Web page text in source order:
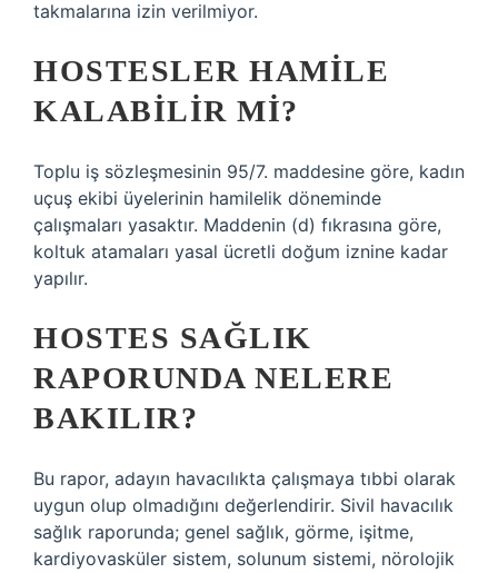
takmalarına izin verilmiyor.
HOSTESLER HAMILE
KALABILIR MI?
Toplu iş sözleşmesinin 95/7. maddesine göre, kadın
uçuş ekibi üyelerinin hamilelik döneminde
çalışmaları yasaktır. Maddenin (d) fıkrasına göre,
koltuk atamaları yasal ücretli doğum iznine kadar
yapılır.
HOSTES SAĞLIK
RAPORUNDA NELERE
BAKILIR?
Bu rapor, adayın havacılıkta çalışmaya tıbbi olarak
uygun olup olmadığını değerlendirir. Sivil havacılık
sağlık raporunda; genel sağlık, görme, işitme,
kardiyovasküler sistem, solunum sistemi, nörolojik